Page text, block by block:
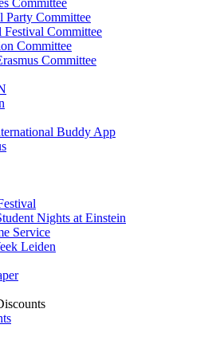
Party Committee
Festival Committee
Committee
Committee
Buddy App
Nights at Einstein
Service
Leiden